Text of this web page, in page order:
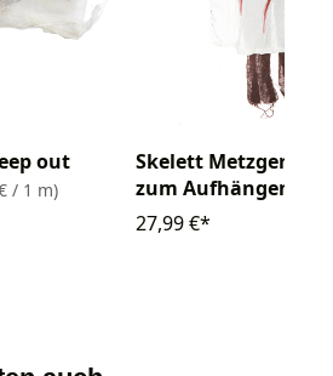
out
/ 1 m)
Skelett Metzger
zum Aufhängen
27,99 €*